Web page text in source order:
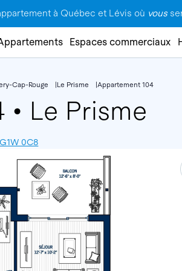
à Québec et Lévis où vous
Espaces commerciaux
Cap-Rouge Le Prisme Appartement 104
• Le Prisme
0C8